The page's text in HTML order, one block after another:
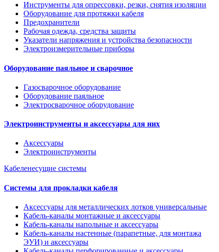
Инструменты для опрессовки, резки, снятия изоляции
Оборудование для протяжки кабеля
Предохранители
Рабочая одежда, средства защиты
Указатели напряжения и устройства безопасности
Электроизмерительные приборы
Оборудование паяльное и сварочное
Газосварочное оборудование
Оборудование паяльное
Электросварочное оборудование
Электроинструменты и аксессуары для них
Аксессуары
Электроинструменты
Кабеленесущие системы
Системы для прокладки кабеля
Аксессуары для металлических лотков универсальные
Кабель-каналы монтажные и аксессуары
Кабель-каналы напольные и аксессуары
Кабель-каналы настенные (парапетные, для монтажа
ЭУИ) и аксессуары